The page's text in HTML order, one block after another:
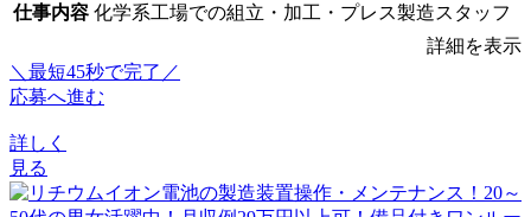
仕事内容 化学系工場での組立・加工・プレス製造スタッフ
詳細を表示
＼最短45秒で完了／
応募へ進む
詳しく
見る